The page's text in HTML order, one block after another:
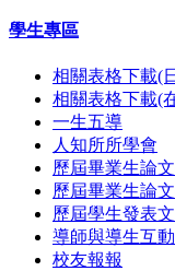
學生專區
相關表格下載(
相關表格下載(
一生五導
人知所所學會
歷屆畢業生論
歷屆畢業生論
歷屆學生發表
導師與導生互
校友報報